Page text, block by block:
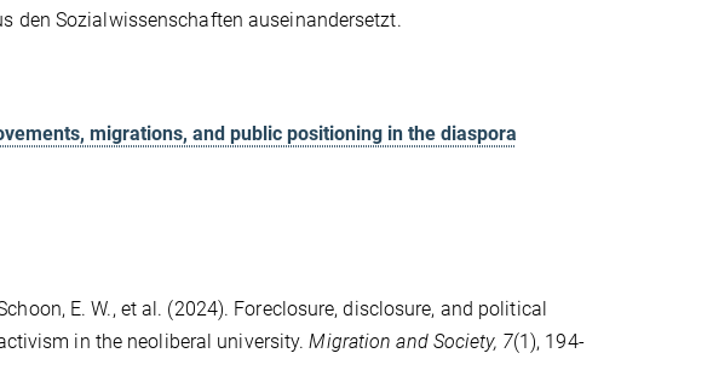
den Sozialwissenschaften auseinandersetzt.
migrations, and public positioning in the diaspora
E. W., et al. (2024). Foreclosure, disclosure, and political
in the neoliberal university.Migration and Society, 7(1), 194-